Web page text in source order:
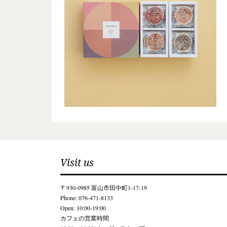
Visit us
〒930-0985 富山市田中町1-17-19
Phone: 076-471-8133
Open: 10:00-19:00
カフェの営業時間